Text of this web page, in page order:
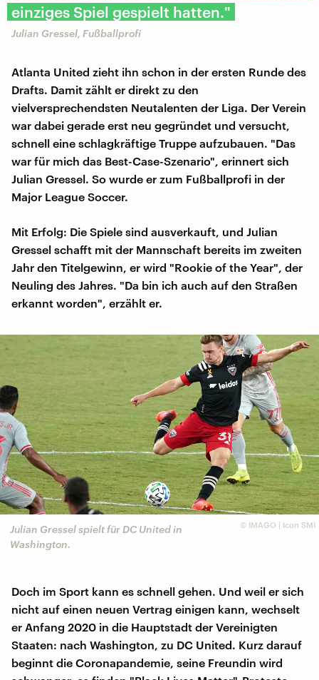
einziges Spiel gespielt hatten."
Julian Gressel, Fußballprofi
Atlanta United zieht ihn schon in der ersten Runde des
Drafts. Damit zählt er direkt zu den
vielversprechendsten Neutalenten der Liga. Der Verein
war dabei gerade erst neu gegründet und versucht,
schnell eine schlagkräftige Truppe aufzubauen. "Das
war für mich das Best-Case-Szenario", erinnert sich
Julian Gressel. So wurde er zum Fußballprofi in der
Major League Soccer.
Mit Erfolg: Die Spiele sind ausverkauft, und Julian
Gressel schafft mit der Mannschaft bereits im zweiten
Jahr den Titelgewinn, er wird "Rookie of the Year", der
Neuling des Jahres. "Da bin ich auch auf den Straßen
erkannt worden", erzählt er.
© IMAGO | Icon SMI
Julian Gressel spielt für DC United in
Washington.
Doch im Sport kann es schnell gehen. Und weil er sich
nicht auf einen neuen Vertrag einigen kann, wechselt
er Anfang 2020 in die Hauptstadt der Vereinigten
Staaten: nach Washington, zu DC United. Kurz darauf
beginnt die Coronapandemie, seine Freundin wird